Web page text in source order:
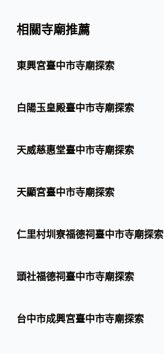
相關寺廟推薦
東興宮臺中市寺廟探索
白陽玉皇殿臺中市寺廟探索
天威慈惠堂臺中市寺廟探索
天顯宮臺中市寺廟探索
仁里村圳寮福德祠臺中市寺廟探索
頭社福德祠臺中市寺廟探索
台中市成興宮臺中市寺廟探索